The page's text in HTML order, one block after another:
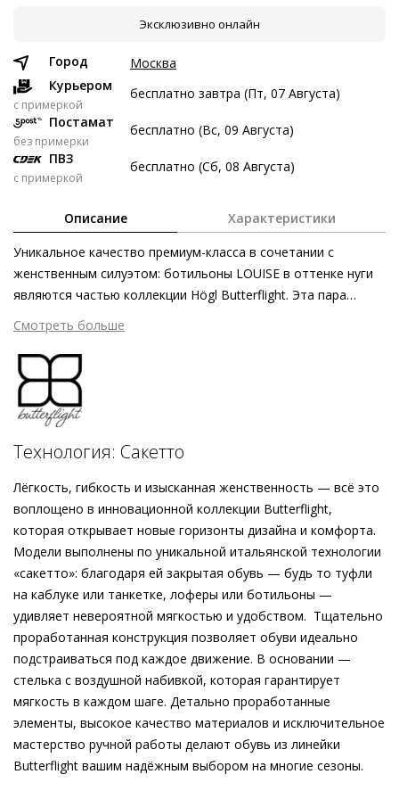
20 авг
3 сен
Без переплат
Долями
Разделите стоимость покупки
Заплатите сейчас только часть, а оставшееся будем
Затем по 5 197 ₽ раз в 2 недели
Подробнее о сервисе можно узнать на
Эксклюзивно онлайн
Город
Москва
Курьером
c примеркой
бесплатно завтра (Пт, 07 Августа)
Постамат
без примерки
бесплатно (Вс, 09 Августа)
ПВЗ
с примеркой
бесплатно (Сб, 08 Августа)
Описание Характеристики
Уникальное качество премиум-класса в сочетании с
женственным силуэтом: ботильоны LOUISE в оттенке нуги
являются частью коллекции Högl Butterflight. Эта пара
произведена на основе итальянской технологии «сакетто»,
где материал верха обработан особым образом для
безупречной посадки и гибкости. В качестве современных
акцентов выступают изогнутый каблук и контрастный
носок. Приобретая эту модель, изготовленную этичными
методами на экологически безопасном производстве, вы
получаете выразительный аксессуар, который искусно
Смотреть больше
Технология: Сакетто
Лёгкость, гибкость и изысканная женственность — всё это
воплощено в инновационной коллекции Butterflight,
которая открывает новые горизонты дизайна и комфорта.
Модели выполнены по уникальной итальянской технологии
«сакетто»: благодаря ей закрытая обувь — будь то туфли
на каблуке или танкетке, лоферы или ботильоны —
удивляет невероятной мягкостью и удобством. Тщательно
проработанная конструкция позволяет обуви идеально
подстраиваться под каждое движение. В основании —
стелька с воздушной набивкой, которая гарантирует
мягкость в каждом шаге. Детально проработанные
элементы, высокое качество материалов и исключительное
мастерство ручной работы делают обувь из линейки
Butterflight вашим надёжным выбором на многие сезоны.